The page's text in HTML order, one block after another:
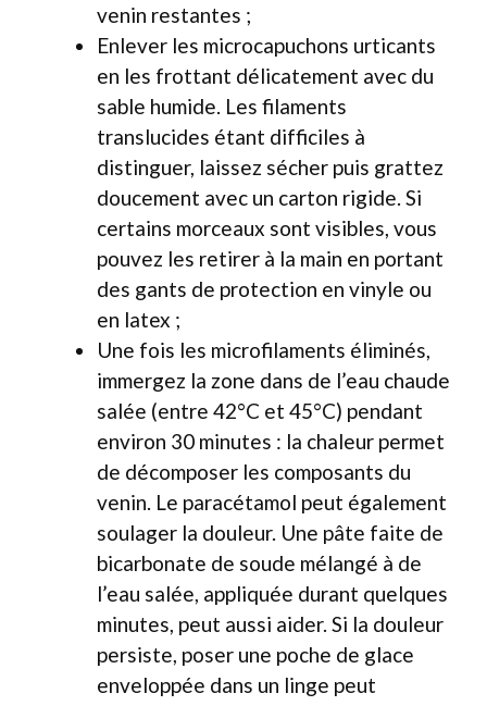
venin restantes ;
Enlever les microcapuchons urticants
en les frottant délicatement avec du
sable humide. Les filaments
translucides étant difficiles à
distinguer, laissez sécher puis grattez
doucement avec un carton rigide. Si
certains morceaux sont visibles, vous
pouvez les retirer à la main en portant
des gants de protection en vinyle ou
en latex ;
Une fois les microfilaments éliminés,
immergez la zone dans de l’eau chaude
salée (entre 42°C et 45°C) pendant
environ 30 minutes : la chaleur permet
de décomposer les composants du
venin. Le paracétamol peut également
soulager la douleur. Une pâte faite de
bicarbonate de soude mélangé à de
l’eau salée, appliquée durant quelques
minutes, peut aussi aider. Si la douleur
persiste, poser une poche de glace
enveloppée dans un linge peut